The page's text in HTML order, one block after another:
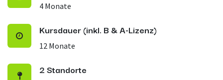
4 Monate
Kursdauer (inkl. B & A-Lizenz)
12 Monate
2 Standorte